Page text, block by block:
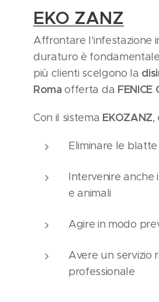
EKO ZANZ
Affrontare l'infestazione
duraturo è
più clienti scelgono la
Romaofferta da FENICE
Con il sistema EKOZANZ,
Eliminare le
Intervenire anche
e animali
Agire in modo
Avere un servizio
professionale